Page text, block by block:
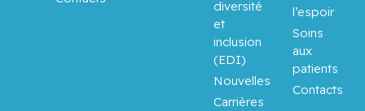
diversité
et
inclusion
(EDI)
Nouvelles
Carrières
l’espoir
Soins
aux
patients
Contacts